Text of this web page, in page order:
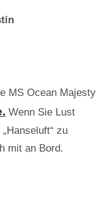
MS Ocean Majesty
Wenn Sie Lust
zu
mit an Bord.